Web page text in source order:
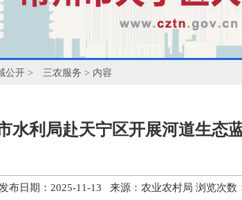
公开 > 三农服务 > 内容
水利局赴天宁区开展河道生态
发布日期：2025-11-13 来源：农业农村局 浏览次数